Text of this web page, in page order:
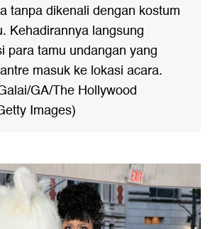
tanpa dikenali dengan kostum
Kehadirannya langsung
para tamu undangan yang
masuk ke lokasi acara.
GA/The Hollywood
Images)